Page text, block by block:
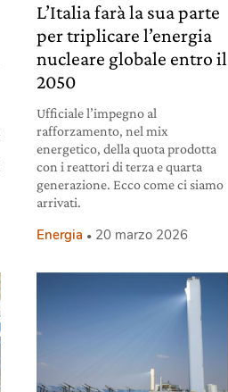
L’Italia farà la sua parte
per triplicare l’energia
nucleare globale entro il
2050
Ufficiale l’impegno al
rafforzamento, nel mix
energetico, della quota prodotta
con i reattori di terza e quarta
generazione. Ecco come ci siamo
arrivati.
Energia 20 marzo 2026